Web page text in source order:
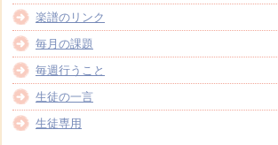
楽譜のリンク
毎月の課題
毎週行うこと
生徒の一言
生徒専用